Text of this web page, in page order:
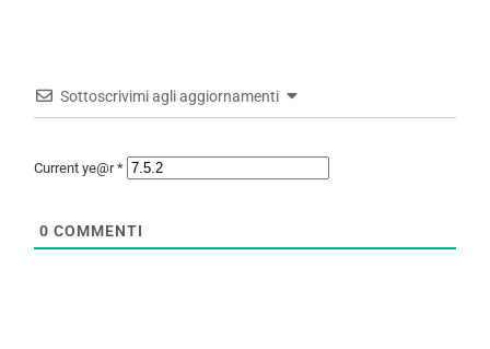
Sottoscrivimi agli aggiornamenti
Current ye@r*
0 COMMENTI